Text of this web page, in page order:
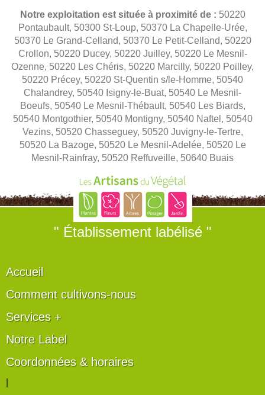
Notre exploitation est située à proximité de : 50220
Pontaubault, 50300 St-Loup, 50370 La Chapelle-Urée,
50370 Le Grand-Celland, 50370 Le Petit-Celland, 50220
Crollon, 50220 Ducey, 50220 Juilley, 50220 Le Mesnil-
Ozenne, 50220 Les Chéris, 50220 Marcilly, 50220 Poilley,
50220 Précey, 50220 St-Quentin s/le-Homme, 50540
Chalandrey, 50540 Isigny-le-Buat, 50540 Le Mesnil-
Boeufs, 50540 Le Mesnil-Thébault, 50540 Les Biards,
50540 Montgothier, 50540 Montigny, 50540 Naftel, 50540
Vezins, 50520 Chasseguey, 50520 Juvigny-le-Tertre,
50520 La Bazoge, 50520 Le Mesnil-Adelée, 50520 Le
Mesnil-Rainfray, 50520 Reffuveille, 50640 Buais
" Établissement labélisé "
Accueil
Comment cultivons-nous
Services +
Notre Label
Coordonnées & horaires